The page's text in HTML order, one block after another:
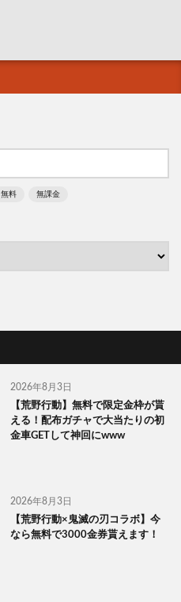
無料 無課金
2026年8月3日
【荒野行動】無料で限定金枠が貰
える！配布ガチャで大当たりの初
金車GETして神回にwww
2026年8月3日
【荒野行動×鬼滅の刃コラボ】今
なら無料で3000金券貰えます！